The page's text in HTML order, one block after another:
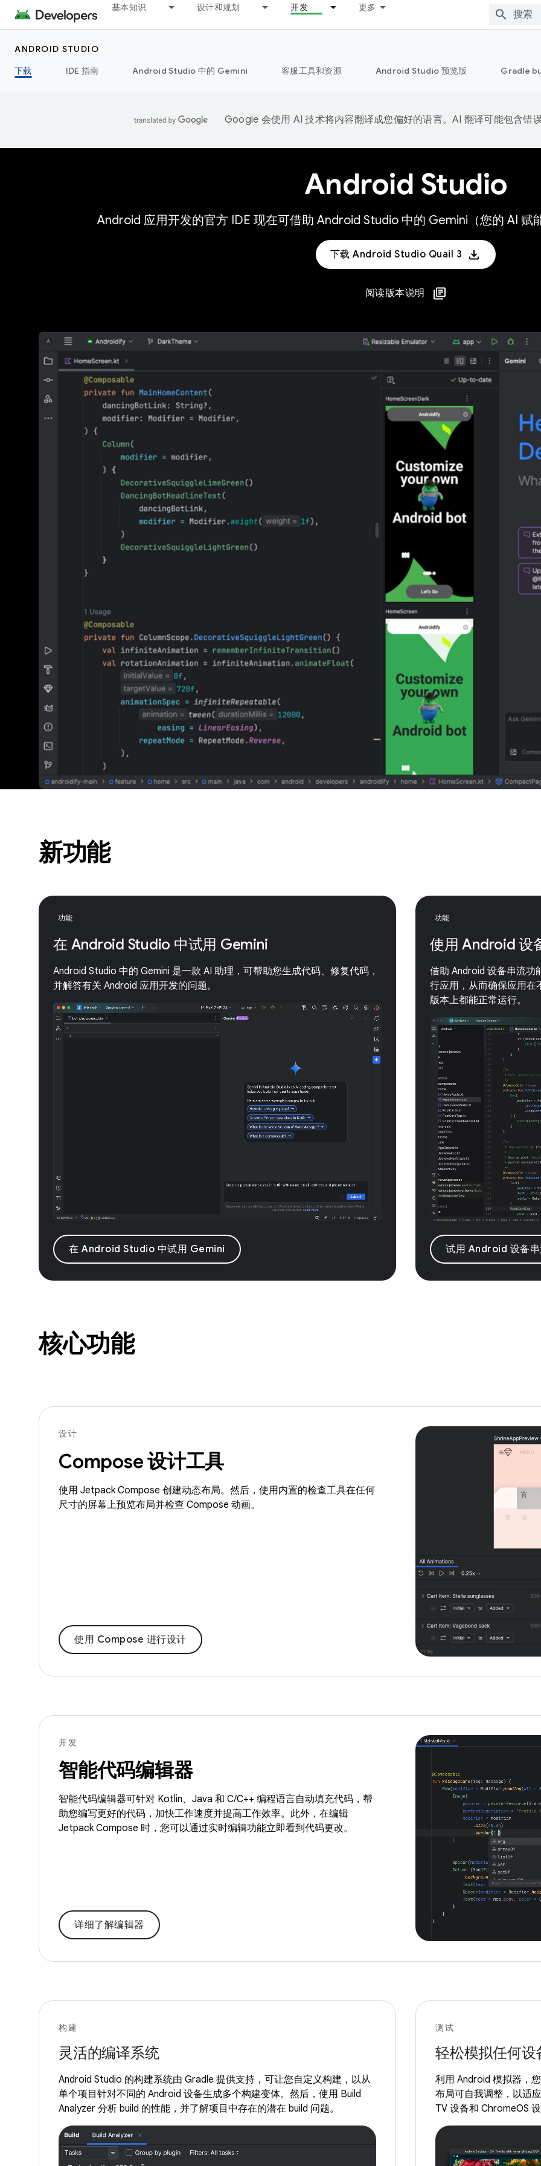
基本知识 设计和规划 开发 更多
ANDROID STUDIO
下载
IDE 指南 Android Studio 中的 Gemini 客服工具和资源 Android Studio 预览版 Gradle
Google 会使用 AI 技术将内容翻译成您偏好的语言。AI 翻译可能包含错
Android Studio
Android 应用开发的官方 IDE 现在可借助 Android Studio 中的 Gemini（您的 AI 赋
下载 Android Studio Quail 3
阅读版本说明
新功能
功能
在 Android Studio 中试用 Gemini
Android Studio 中的 Gemini 是一款 AI 助理，可帮助您生成代码、修复代码，
并解答有关 Android 应用开发的问题。
在 Android Studio 中试用 Gemini
功能
使用 Android 设
借助 Android 设备串流功
行应用，从而确保应用在
版本上都能正常运行。
试用 Android 设备
核心功能
设计
Compose 设计工具
使用 Jetpack Compose 创建动态布局。然后，使用内置的检查工具在任何
尺寸的屏幕上预览布局并检查 Compose 动画。
使用 Compose 进行设计
开发
智能代码编辑器
智能代码编辑器可针对 Kotlin、Java 和 C/C++ 编程语言自动填充代码，帮
助您编写更好的代码，加快工作速度并提高工作效率。此外，在编辑
Jetpack Compose 时，您可以通过实时编辑功能立即看到代码更改。
详细了解编辑器
构建
灵活的编译系统
Android Studio 的构建系统由 Gradle 提供支持，可让您自定义构建，以从
单个项目针对不同的 Android 设备生成多个构建变体。然后，使用 Build
Analyzer 分析 build 的性能，并了解项目中存在的潜在 build 问题。
测试
轻松模拟任何设
利用 Android 模拟器，
布局可自我调整，以适
TV 设备和 ChromeOS